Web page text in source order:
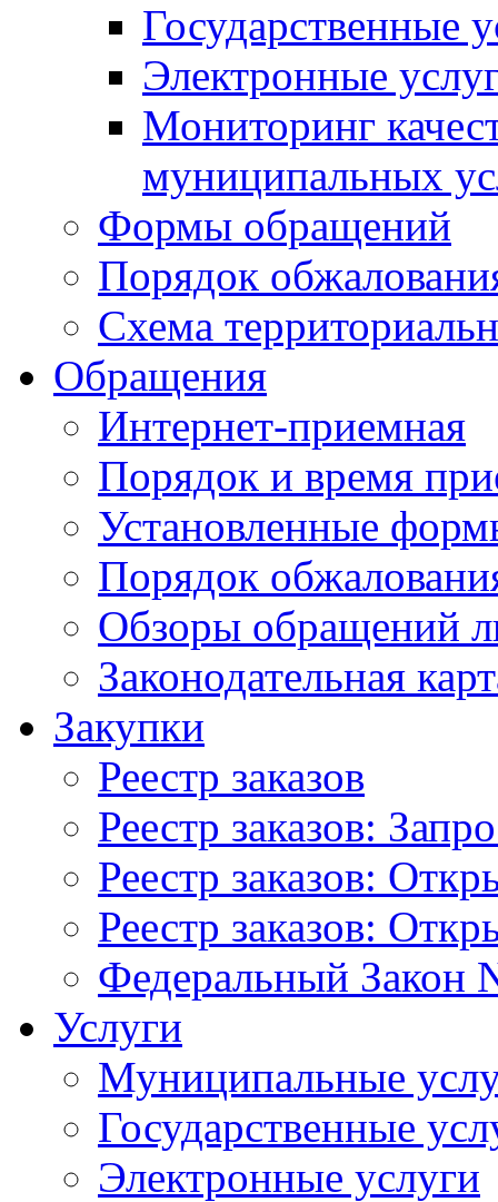
Государственные
Электронные
Мониторинг
муниципальных
Формы обращений
Порядок
Схема
Обращения
Интернет-приемная
Порядок и время
Установленные
Порядок
Обзоры обращений
Законодательная
Закупки
Реестр заказов
Реестр заказов:
Реестр заказов:
Реестр заказов:
Федеральный Закон
Услуги
Муниципальные
Государственные
Электронные услуги